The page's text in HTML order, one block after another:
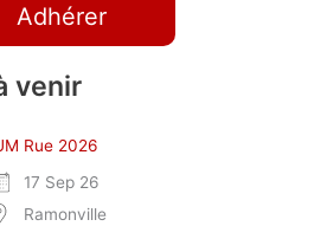
Adhérer
venir
Rue 2026
17 Sep 26
Ramonville